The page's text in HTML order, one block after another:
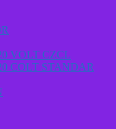
VOLT CZCL
COLT STANDAR